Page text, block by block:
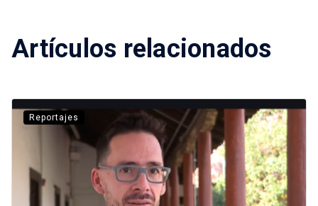
Artículos relacionados
Reportajes